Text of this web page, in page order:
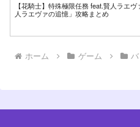
【花騎士】特殊極限任務 feat.賢人ラエヴ
人ラエヴァの追憶」攻略まとめ
ホーム ゲーム